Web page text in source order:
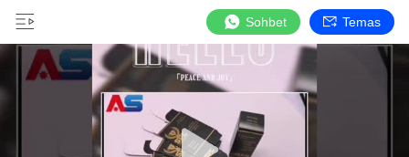
Sohbet Temas